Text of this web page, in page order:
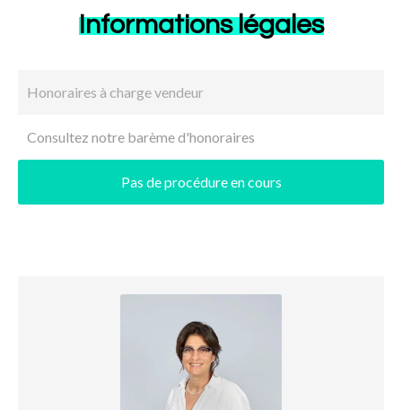
Informations légales
Honoraires à charge vendeur
Consultez notre barème d'honoraires
Pas de procédure en cours